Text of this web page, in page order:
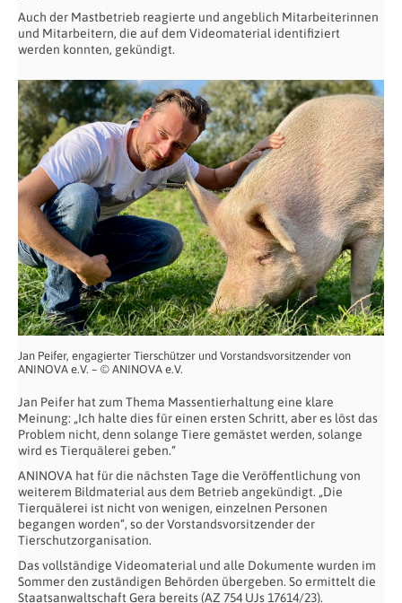
Auch der Mastbetrieb reagierte und angeblich Mitarbeiterinnen
und Mitarbeitern, die auf dem Videomaterial identifiziert
werden konnten, gekündigt.
Jan Peifer, engagierter Tierschützer und Vorstandsvorsitzender von
ANINOVA e.V. – © ANINOVA e.V.
Jan Peifer hat zum Thema Massentierhaltung eine klare
Meinung: „Ich halte dies für einen ersten Schritt, aber es löst das
Problem nicht, denn solange Tiere gemästet werden, solange
wird es Tierquälerei geben.“
ANINOVA hat für die nächsten Tage die Veröffentlichung von
weiterem Bildmaterial aus dem Betrieb angekündigt. „Die
Tierquälerei ist nicht von wenigen, einzelnen Personen
begangen worden“, so der Vorstandsvorsitzender der
Tierschutzorganisation.
Das vollständige Videomaterial und alle Dokumente wurden im
Sommer den zuständigen Behörden übergeben. So ermittelt die
Staatsanwaltschaft Gera bereits (AZ 754 UJs 17614/23).